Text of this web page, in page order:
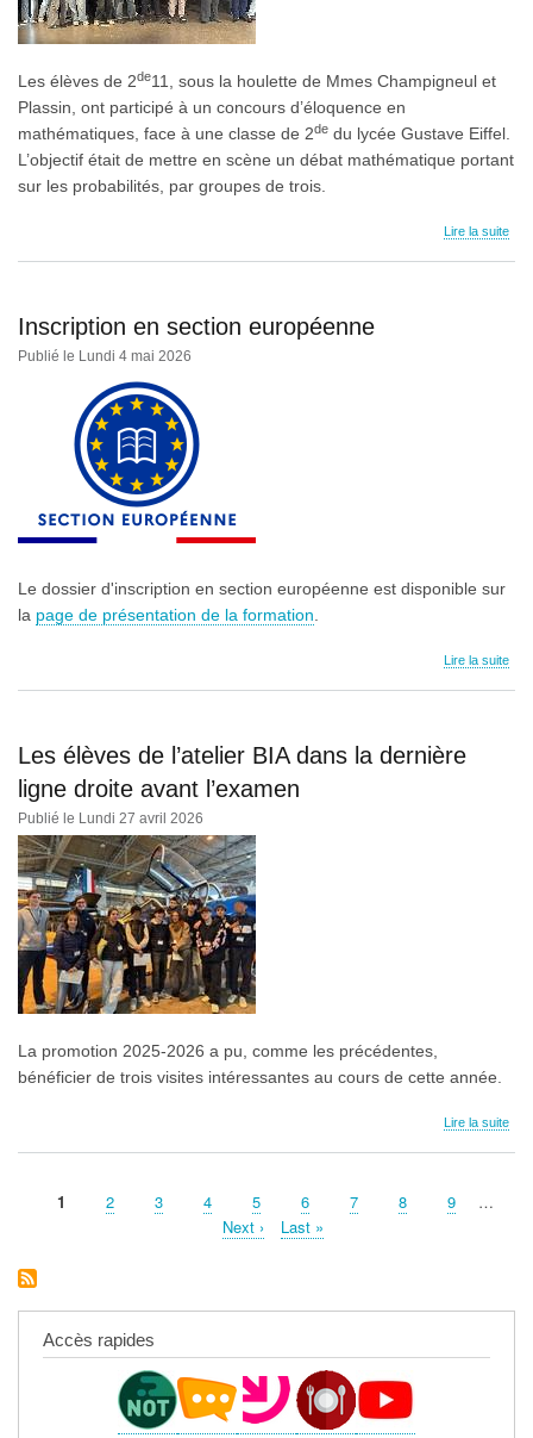
Les élèves de 2de11, sous la houlette de Mmes Champigneul et
Plassin, ont participé à un concours d’éloquence en
mathématiques, face à une classe de 2de du lycée Gustave Eiffel.
L’objectif était de mettre en scène un débat mathématique portant
sur les probabilités, par groupes de trois.
Lire la suite
Inscription en section européenne
Publié le Lundi 4 mai 2026
Le dossier d'inscription en section européenne est disponible sur
la page de présentation de la formation
Lire la suite
Les élèves de l’atelier BIA dans la dernière
ligne droite avant l’examen
Publié le Lundi 27 avril 2026
La promotion 2025-2026 a pu, comme les précédentes,
bénéficier de trois visites intéressantes au cours de cette année.
Lire la suite
Page
1 Page
2 Page
3 Page
4 Page
5 Page
6 Page
7 Page
8 Page
9
…
Page
Next ›
Dernière
Last »
Accès rapides